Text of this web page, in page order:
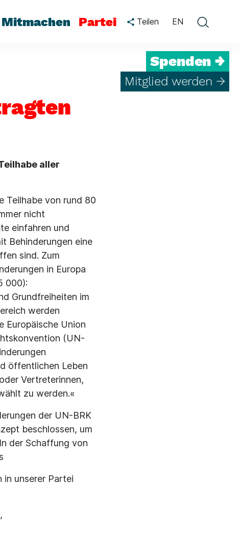
Mitmachen Partei Teilen EN
Spenden →
Mitglied werden →
aller
Teilhabe von rund 80
nicht
einfahren und
Behinderungen eine
sind. Zum
in Europa
000):
Grundfreiheiten im
werden
Europäische Union
(UN-
öffentlichen Leben
Vertreterinnen,
zu werden.«
der UN-BRK
beschlossen, um
der Schaffung von
in unserer Partei